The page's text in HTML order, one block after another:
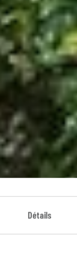
Détails